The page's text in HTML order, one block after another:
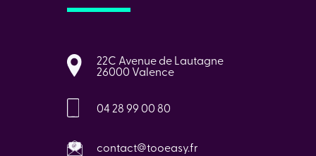
22C Avenue de Lautagne
26000 Valence
04 28 99 00 80
contact@tooeasy.fr